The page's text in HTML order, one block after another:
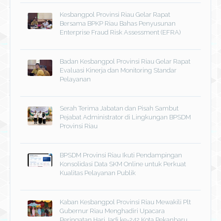
Kesbangpol Provinsi Riau Gelar Rapat
Bersama BPKP Riau Bahas Penyusunan
Enterprise Fraud Risk Assessment (EFRA)
Badan Kesbangpol Provinsi Riau Gelar Rapat
Evaluasi Kinerja dan Monitoring Standar
Pelayanan
Serah Terima Jabatan dan Pisah Sambut
Pejabat Administrator di Lingkungan BPSDM
Provinsi Riau
BPSDM Provinsi Riau Ikuti Pendampingan
Konsolidasi Data SKM Online untuk Perkuat
Kualitas Pelayanan Publik
Kaban Kesbangpol Provinsi Riau Mewakili Plt
Gubernur Riau Menghadiri Upacara